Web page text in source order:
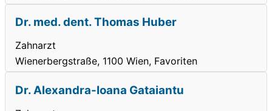
Dr. med. dent. Thomas Huber
Zahnarzt
Wienerbergstraße, 1100 Wien, Favoriten
Dr. Alexandra-Ioana Gataiantu